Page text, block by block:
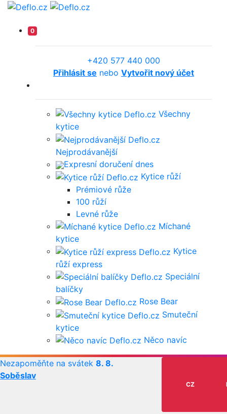
0
+420 577 440 000
Přihlásit se nebo Vytvořit nový účet
Všechny
kytice
Nejprodávanější
Expresní doručení dnes
Kytice růží
Prémiové růže
100 růží
Levné růže
Míchané
kytice
Kytice
růží express
Speciální
balíčky
Rose Bear
Smuteční
kytice
Něco navíc
Nezapoměňte na svátek 8. 8.
Soběslav
CZ